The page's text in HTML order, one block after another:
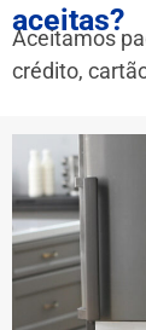
aceitas?
Aceitamos
crédito,